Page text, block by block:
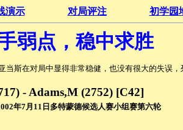
演示 对局评注 初学园
弱点，稳中求胜
当斯在对局中显得非常稳健，也没有很大的
- Adams,M (2752) [C42]
年7月11日多特蒙德候选人赛小组赛第六轮